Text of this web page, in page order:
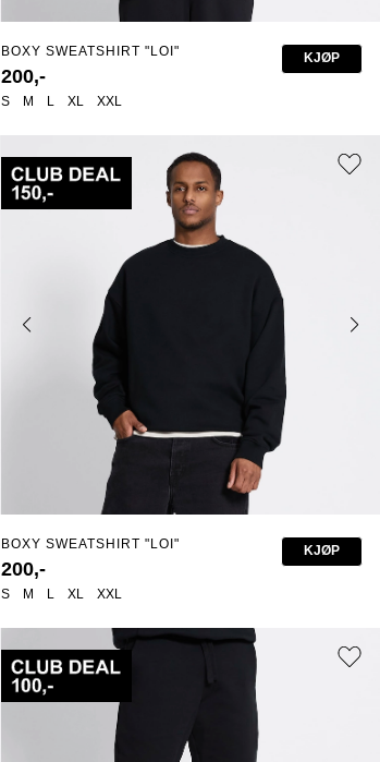
S M L XL XXL
BOXY SWEATSHIRT "LOI"
200,-
KJØP
S M L XL XXL
BOXY SWEATSHIRT "LOI"
200,-
KJØP